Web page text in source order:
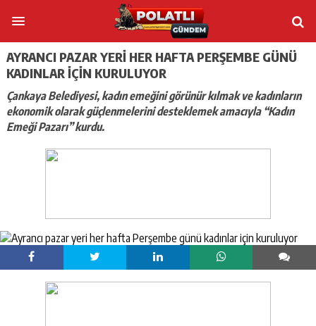
AYRANCI PAZAR YERI HER HAFTA PERŞEMBE GÜNÜ
KADINLAR IÇIN KURULUYOR
Çankaya Belediyesi, kadın emeğini görünür kılmak ve kadınların
ekonomik olarak güçlenmelerini desteklemek amacıyla “Kadın
Emeği Pazarı” kurdu.